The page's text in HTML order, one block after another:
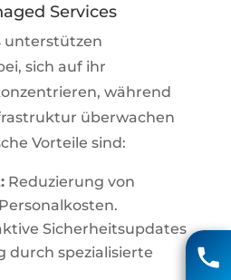
Services
unterstützen
sich auf ihr
während
überwachen
Vorteile sind:
Reduzierung von
Sicherheitsupdates
durch spezialisierte
Matthias Voigt
04131 85 90